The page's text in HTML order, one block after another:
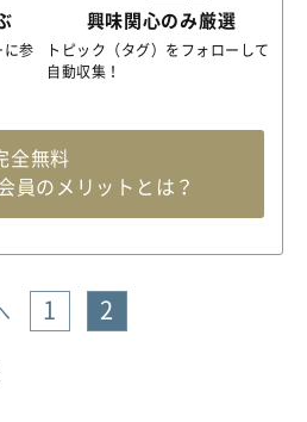
参
興味関心のみ厳選
トピック（タグ）をフォローして
自動収集！
全無料
員のメリットとは？
1 2